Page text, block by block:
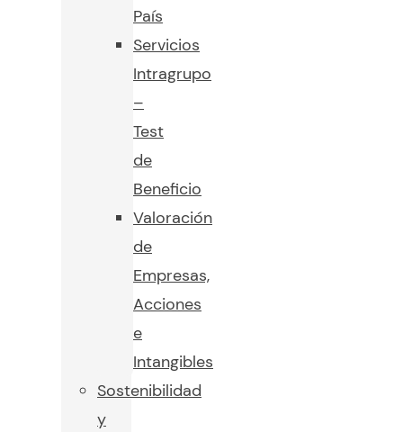
País
Servicios
Intragrupo
–
Test
de
Beneficio
Valoración
de
Empresas,
Acciones
e
Intangibles
Sostenibilidad
y